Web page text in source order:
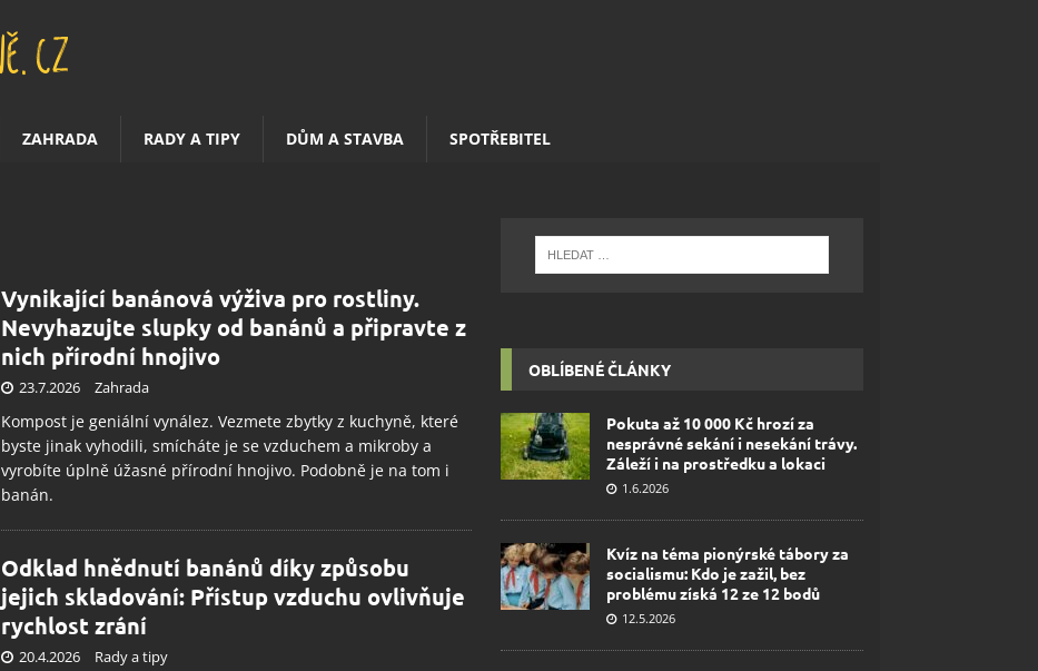
ZAHRADA RADY A TIPY DŮM A STAVBA SPOTŘEBITEL
Vynikající banánová výživa pro rostliny.
Nevyhazujte slupky od banánů a připravte z
nich přírodní hnojivo
23.7.2026 Zahrada
Kompost je geniální vynález. Vezmete zbytky z kuchyně, které
byste jinak vyhodili, smícháte je se vzduchem a mikroby a
vyrobíte úplně úžasné přírodní hnojivo. Podobně je na tom i
banán.
Odklad hnědnutí banánů díky způsobu
jejich skladování: Přístup vzduchu ovlivňuje
rychlost zrání
20.4.2026 Rady a tipy
OBLÍBENÉ ČLÁNKY
Pokuta až 10 000 Kč hrozí za
nesprávné sekání i nesekání trávy.
Záleží i na prostředku a lokaci
1.6.2026
Kvíz na téma pionýrské tábory za
socialismu: Kdo je zažil, bez
problému získá 12 ze 12 bodů
12.5.2026